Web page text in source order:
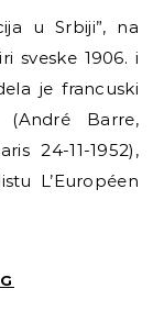
sveske 1906. i
je francuski
Barre,
24-11-1952),
L’Européen